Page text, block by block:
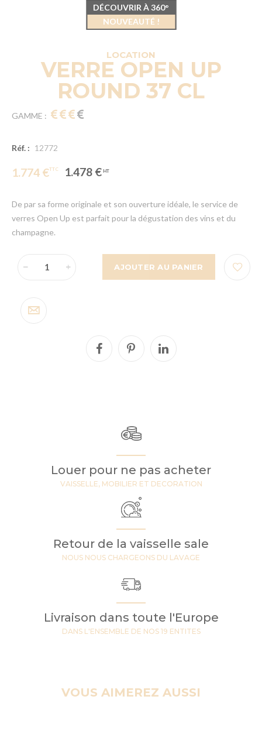
LOCATION
VERRE OPEN UP
ROUND 37 CL
GAMME :
Réf. : 12772
1.774 € 1.478 €
De par sa forme originale et son ouverture idéale, le service de
verres Open Up est parfait pour la dégustation des vins et du
champagne.
AJOUTER AU PANIER
DÉCOUVRIR À 360°
NOUVEAUTÉ !
Louer pour ne pas acheter
VAISSELLE, MOBILIER ET DECORATION
Retour de la vaisselle sale
NOUS NOUS CHARGEONS DU LAVAGE
Livraison dans toute l'Europe
DANS L'ENSEMBLE DE NOS 19 ENTITES
VOUS AIMEREZ AUSSI